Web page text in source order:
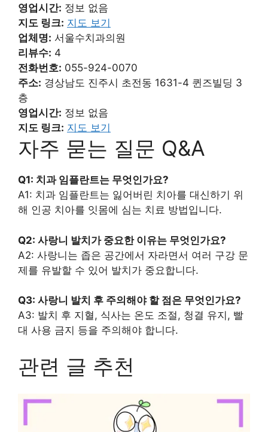
영업시간: 정보 없음
지도 링크: 지도 보기
업체명: 서울수치과의원
리뷰수: 4
전화번호: 055-924-0070
주소: 경상남도 진주시 초전동 1631-4 퀸즈빌딩 3
층
영업시간: 정보 없음
지도 링크: 지도 보기
자주 묻는 질문 Q&A
Q1: 치과 임플란트는 무엇인가요?
A1: 치과 임플란트는 잃어버린 치아를 대신하기 위
해 인공 치아를 잇몸에 심는 치료 방법입니다.
Q2: 사랑니 발치가 중요한 이유는 무엇인가요?
A2: 사랑니는 좁은 공간에서 자라면서 여러 구강 문
제를 유발할 수 있어 발치가 중요합니다.
Q3: 사랑니 발치 후 주의해야 할 점은 무엇인가요?
A3: 발치 후 지혈, 식사는 온도 조절, 청결 유지, 빨
대 사용 금지 등을 주의해야 합니다.
관련 글 추천